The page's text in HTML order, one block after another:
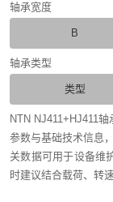
轴承宽度
B
轴承类型
类型
NTN NJ411+HJ411
参数与基础技术信息
关数据可用于设备维
时建议结合载荷、转